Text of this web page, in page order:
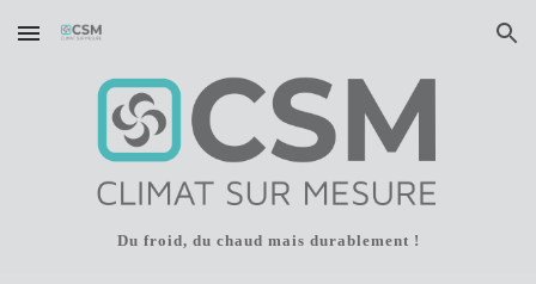
Skip to main content Skip to navigation
Du froid, du chaud mais durablement !